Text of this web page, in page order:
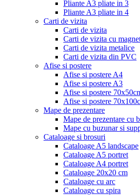
Pliante A3 pliate in 3
Pliante A3 pliate in 4
Carti de vizita
Carti de vizita
Carti de vizita cu
Carti de vizita metalice
Carti de vizita din PVC
Afise si postere
Afise si postere A4
Afise si postere A3
Afise si postere
Afise si postere
Mape de prezentare
Mape de prezentare cu
Mape cu buzunar si
Cataloage si brosuri
Cataloage A5 landscape
Cataloage A5 portret
Cataloage A4 portret
Cataloage 20x20 cm
Cataloage cu arc
Cataloage cu spira